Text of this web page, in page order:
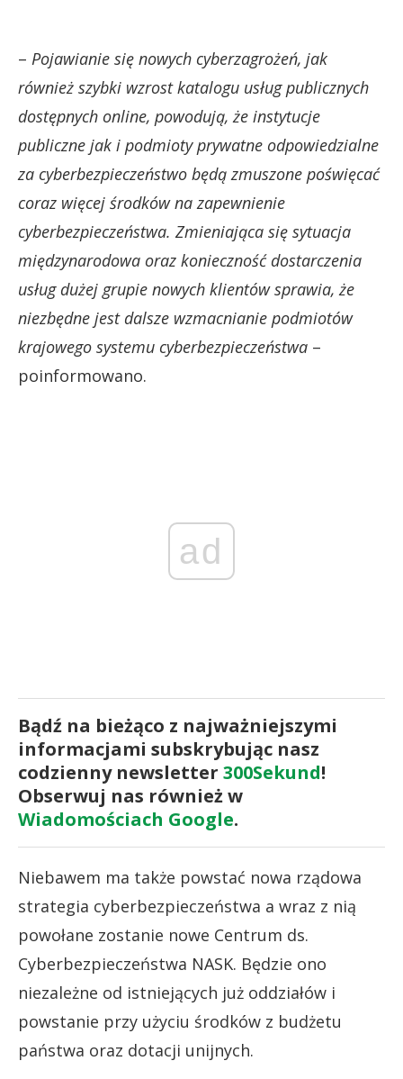
– Pojawianie się nowych cyberzagrożeń, jak
również szybki wzrost katalogu usług publicznych
dostępnych online, powodują, że instytucje
publiczne jak i podmioty prywatne odpowiedzialne
za cyberbezpieczeństwo będą zmuszone poświęcać
coraz więcej środków na zapewnienie
cyberbezpieczeństwa. Zmieniająca się sytuacja
międzynarodowa oraz konieczność dostarczenia
usług dużej grupie nowych klientów sprawia, że
niezbędne jest dalsze wzmacnianie podmiotów
krajowego systemu cyberbezpieczeństwa –
poinformowano.
ad
Bądź na bieżąco z najważniejszymi
informacjami subskrybując nasz
codzienny newsletter 300Sekund!
Obserwuj nas również w
Wiadomościach Google.
Niebawem ma także powstać nowa rządowa
strategia cyberbezpieczeństwa a wraz z nią
powołane zostanie nowe Centrum ds.
Cyberbezpieczeństwa NASK. Będzie ono
niezależne od istniejących już oddziałów i
powstanie przy użyciu środków z budżetu
państwa oraz dotacji unijnych.